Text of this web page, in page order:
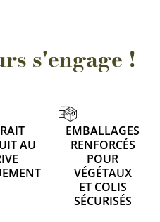
s'engage !
AU
EMBALLAGES
RENFORCÉS
POUR
VÉGÉTAUX
ET COLIS
SÉCURISÉS